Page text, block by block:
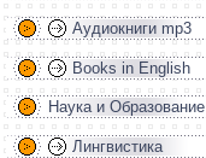
Аудиокниги mp3
Books in English
Наука и Образование
Лингвистика